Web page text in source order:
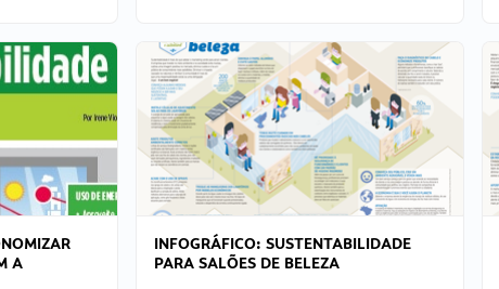
A
INFOGRÁFICO: SUSTENTABILIDADE
PARA SALÕES DE BELEZA